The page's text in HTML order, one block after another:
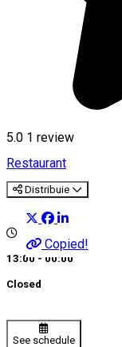
5.0 1 review
Restaurant
Distribuie
Copied!
13:00 - 00:00
Closed
See schedule